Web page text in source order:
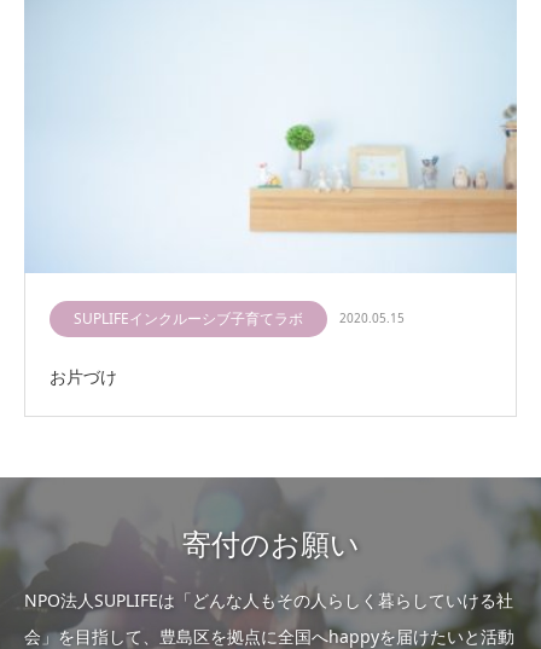
SUPLIFEインクルーシブ子育てラボ 2020.05.15
お片づけ
寄付のお願い
NPO法人SUPLIFEは「どんな人もその人らしく暮らしていける社
会」を目指して、豊島区を拠点に全国へhappyを届けたいと活動